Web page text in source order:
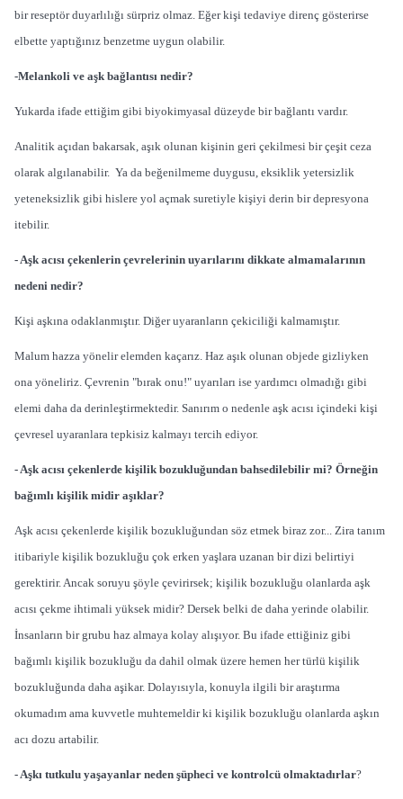
bir reseptör duyarlılığı sürpriz olmaz. Eğer kişi tedaviye direnç gösterirse
elbette yaptığınız benzetme uygun olabilir.
-Melankoli ve aşk bağlantısı nedir?
Yukarda ifade ettiğim gibi biyokimyasal düzeyde bir bağlantı vardır.
Analitik açıdan bakarsak, aşık olunan kişinin geri çekilmesi bir çeşit ceza
olarak algılanabilir. Ya da beğenilmeme duygusu, eksiklik yetersizlik
yeteneksizlik gibi hislere yol açmak suretiyle kişiyi derin bir depresyona
itebilir.
- Aşk acısı çekenlerin çevrelerinin uyarılarını dikkate almamalarının
nedeni nedir?
Kişi aşkına odaklanmıştır. Diğer uyaranların çekiciliği kalmamıştır.
Malum hazza yönelir elemden kaçarız. Haz aşık olunan objede gizliyken
ona yöneliriz. Çevrenin "bırak onu!" uyarıları ise yardımcı olmadığı gibi
elemi daha da derinleştirmektedir. Sanırım o nedenle aşk acısı içindeki kişi
çevresel uyaranlara tepkisiz kalmayı tercih ediyor.
- Aşk acısı çekenlerde kişilik bozukluğundan bahsedilebilir mi? Örneğin
bağımlı kişilik midir aşıklar?
Aşk acısı çekenlerde kişilik bozukluğundan söz etmek biraz zor... Zira tanım
itibariyle kişilik bozukluğu çok erken yaşlara uzanan bir dizi belirtiyi
gerektirir. Ancak soruyu şöyle çevirirsek; kişilik bozukluğu olanlarda aşk
acısı çekme ihtimali yüksek midir? Dersek belki de daha yerinde olabilir.
İnsanların bir grubu haz almaya kolay alışıyor. Bu ifade ettiğiniz gibi
bağımlı kişilik bozukluğu da dahil olmak üzere hemen her türlü kişilik
bozukluğunda daha aşikar. Dolayısıyla, konuyla ilgili bir araştırma
okumadım ama kuvvetle muhtemeldir ki kişilik bozukluğu olanlarda aşkın
acı dozu artabilir.
- Aşkı tutkulu yaşayanlar neden şüpheci ve kontrolcü olmaktadırlar?